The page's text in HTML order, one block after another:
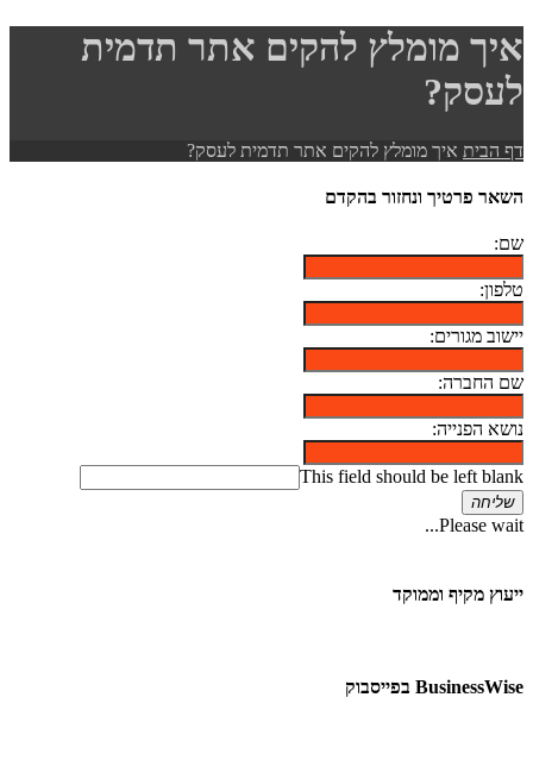
איך מומלץ להקים אתר תדמית
לעסק?
דף הבית איך מומלץ להקים אתר תדמית לעסק?
השאר פרטיך ונחזור בהקדם
שם:
טלפון:
יישוב מגורים:
שם החברה:
נושא הפנייה:
This field should be left blank
שליחה
Please wait...
ייעוץ מקיף וממוקד
BusinessWise בפייסבוק